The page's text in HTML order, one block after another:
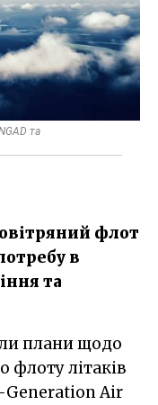
та
флот
в
та
флоту літаків
Generation Air